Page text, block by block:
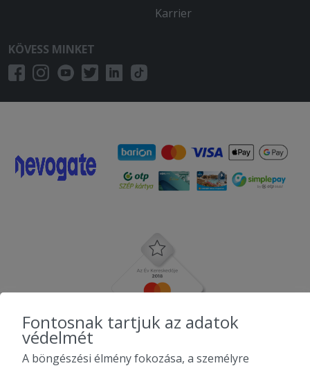
Karrier
KÖVESS MINKET
Fontosnak tartjuk az adatok
védelmét
A böngészési élmény fokozása, a személyre